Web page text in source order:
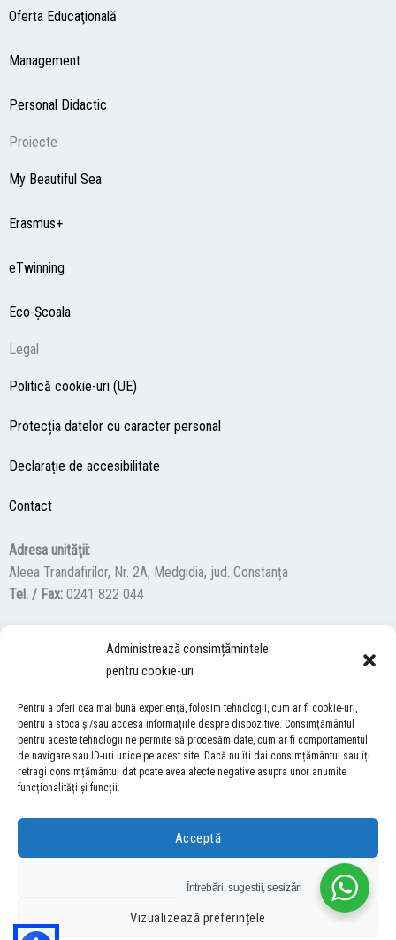
Administrează consimțămintele
pentru cookie-uri
Pentru a oferi cea mai bună experiență, folosim tehnologii, cum ar fi cookie-uri,
pentru a stoca și/sau accesa informațiile despre dispozitive. Consimțământul
pentru aceste tehnologii ne permite să procesăm date, cum ar fi comportamentul
de navigare sau ID-uri unice pe acest site. Dacă nu îți dai consimțământul sau îți
retragi consimțământul dat poate avea afecte negative asupra unor anumite
funcționalități și funcții.
Acceptă
Refuză
Vizualizează preferințele
Oferta Educaţională
Management
Personal Didactic
Proiecte
My Beautiful Sea
Erasmus+
eTwinning
Eco-Şcoala
Legal
Politică cookie-uri (UE)
Protecția datelor cu caracter personal
Declarație de accesibilitate
Contact
Adresa unităţii:
Aleea Trandafirilor, Nr. 2A, Medgidia, jud. Constanța
Tel. / Fax: 0241 822 044
F
a
c
e
b
o
k
Y
u
t
u
b
I
s
t
a
g
a
ACCES NEVĂZĂTORI
Descărcați programul NonVisual Desktop Acces, care oferă
persoanelor cu dizabilități vizuale posibilitatea de a consulta site-ul
COPYRIGHT © 2026 ŞCOALA GIMNAZIALĂ “LUCIAN GRIGORESCU” MEDGIDIA
DEZVOLTAT DE SURFVERSE
Întrebări, sugestii, sesizări